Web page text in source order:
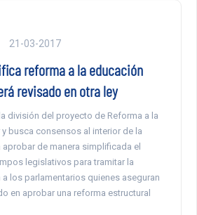
21-03-2017
reforma a la educación
revisado en otra ley
división del proyecto de Reforma a la
busca consensos al interior de la
aprobar de manera simplificada el
legislativos para tramitar la
los parlamentarios quienes aseguran
en aprobar una reforma estructural